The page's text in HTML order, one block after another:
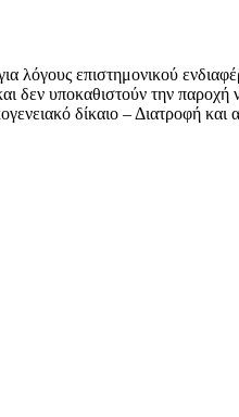
λόγους επιστημονικού
δεν υποκαθιστούν την
δίκαιο – Διατροφή